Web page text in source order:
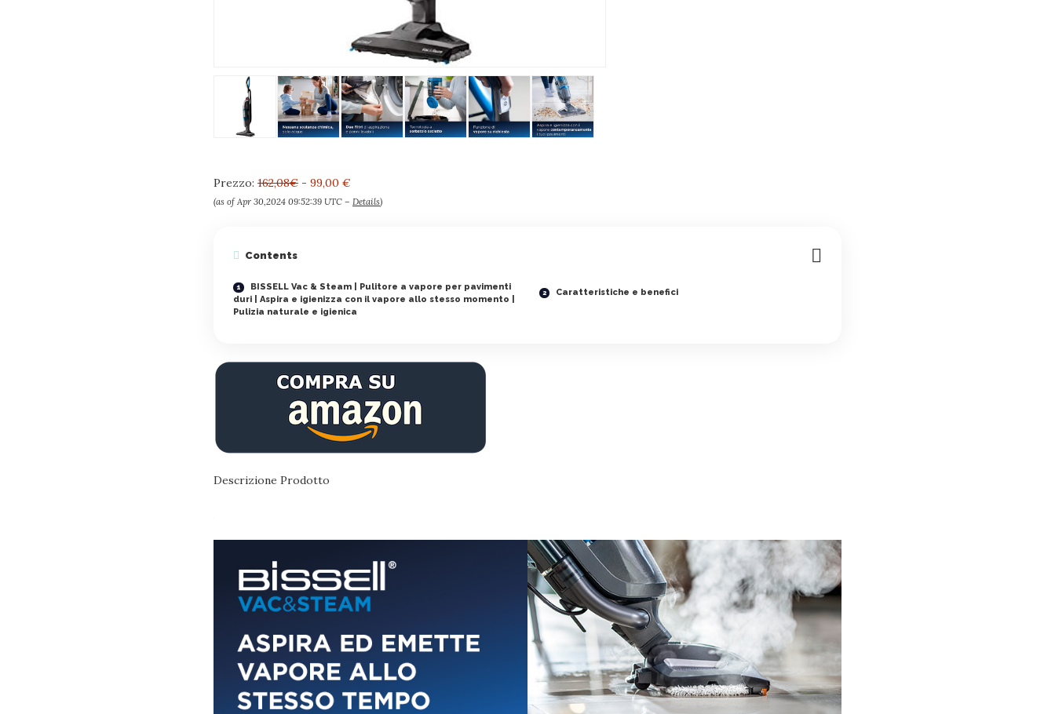
Prezzo: 162,08€ - 99,00 €
(as of Apr 30,2024 09:52:39 UTC – Details)
Contents
BISSELL Vac & Steam | Pulitore a vapore per pavimenti
duri | Aspira e igienizza con il vapore allo stesso momento |
Pulizia naturale e igienica
Caratteristiche e benefici
Descrizione Prodotto